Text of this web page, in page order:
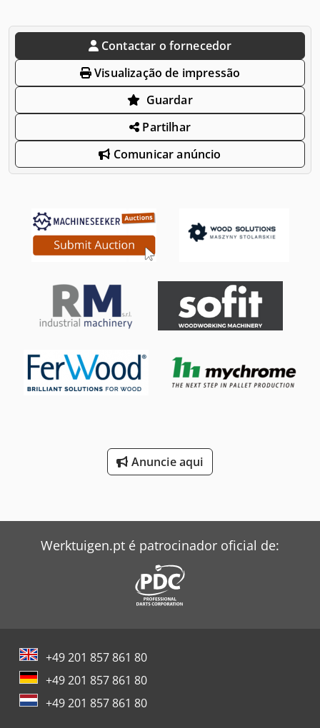
Contactar o fornecedor
Visualização de impressão
Guardar
Partilhar
Comunicar anúncio
Anuncie aqui
Werktuigen.pt é patrocinador oficial de:
+49 201 857 861 80
+49 201 857 861 80
+49 201 857 861 80